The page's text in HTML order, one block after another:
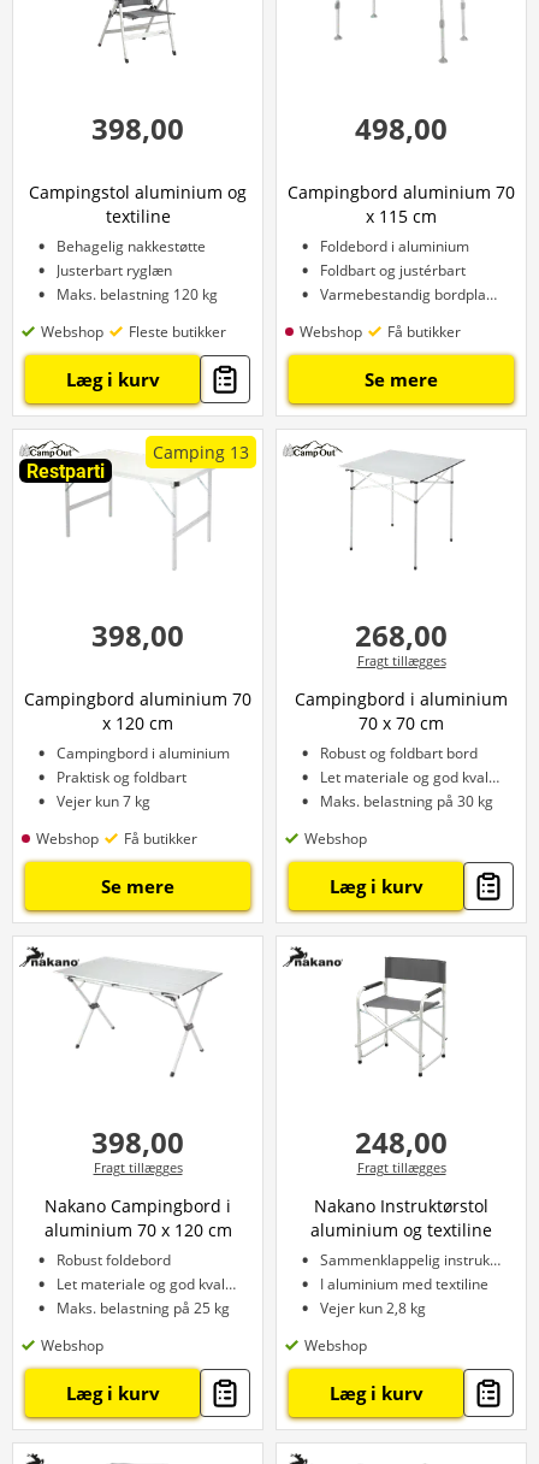
398,00
Campingstol aluminium og
textiline
Behagelig nakkestøtte
Justerbart ryglæn
Maks. belastning 120 kg
Webshop
Fleste butikker
Læg i kurv
498,00
Campingbord aluminium 70
x 115 cm
Foldebord i aluminium
Foldbart og justérbart
Varmebestandig bordplade
Webshop
Få butikker
Se mere
Restparti
Camping 13
398,00
Campingbord aluminium 70
x 120 cm
Campingbord i aluminium
Praktisk og foldbart
Vejer kun 7 kg
Webshop
Få butikker
Se mere
268,00
Fragt tillægges
Campingbord i aluminium
70 x 70 cm
Robust og foldbart bord
Let materiale og god kvalitet
Maks. belastning på 30 kg
Webshop
Læg i kurv
398,00
Fragt tillægges
Nakano Campingbord i
aluminium 70 x 120 cm
Robust foldebord
Let materiale og god kvalitet
Maks. belastning på 25 kg
Webshop
Læg i kurv
248,00
Fragt tillægges
Nakano Instruktørstol
aluminium og textiline
Sammenklappelig instruktørstol
I aluminium med textiline
Vejer kun 2,8 kg
Webshop
Læg i kurv